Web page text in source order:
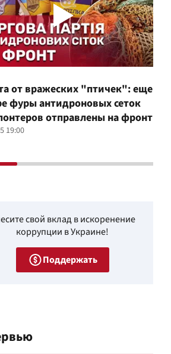
от вражеских "птичек": еще
фуры антидроновых сеток
отправлены на фронт
19:00
свой вклад в искоренение
коррупции в Украине!
Поддержать